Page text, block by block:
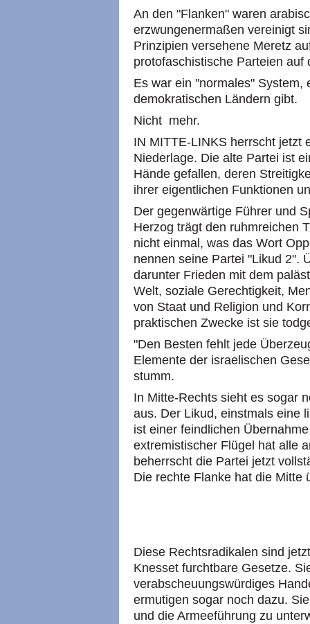
An den "Flanken" waren
erzwungenermaßen vereinigt
Prinzipien versehene Meretz
protofaschistische Parteien auf
Es war ein "normales"
demokratischen Ländern gibt.
Nicht mehr.
IN MITTE-LINKS herrscht jetzt
Niederlage. Die alte Partei ist
Hände gefallen, deren
ihrer eigentlichen Funktionen
Der gegenwärtige Führer und
Herzog trägt den ruhmreichen
nicht einmal, was das Wort
nennen seine Partei "Likud 2".
darunter Frieden mit dem
Welt, soziale Gerechtigkeit,
von Staat und Religion und
praktischen Zwecke ist sie
"Den Besten fehlt jede
Elemente der israelischen
stumm.
In Mitte-Rechts sieht es sogar
aus. Der Likud, einstmals eine
ist einer feindlichen
extremistischer Flügel hat alle
beherrscht die Partei jetzt
Die rechte Flanke hat die Mitte
Diese Rechtsradikalen sind
Knesset furchtbare Gesetze.
verabscheuungswürdiges
ermutigen sogar noch dazu.
und die Armeeführung zu